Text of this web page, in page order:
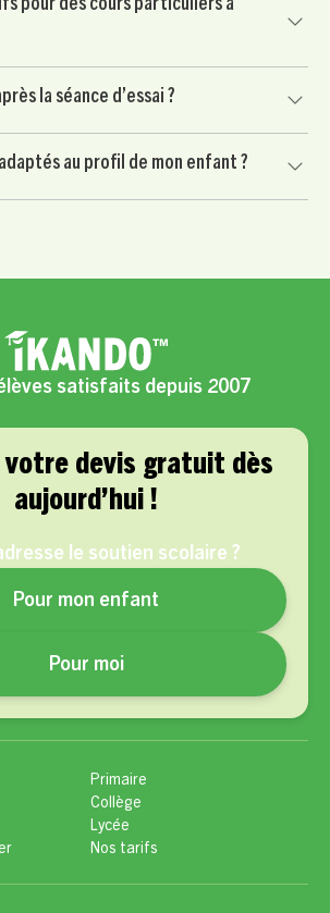
du Bac et des contrôles importants,
sur les méthodes et les matières clés.
pour des cours particuliers à
immédiat de 50 %, selon les
la séance d’essai ?
continuez uniquement si le professeur
et si l’accompagnement vous
au profil de mon enfant ?
satisfaits depuis 2007
votre devis gratuit dès
aujourd’hui !
le soutien scolaire ?
Pour mon enfant
Pour moi
Primaire
Collège
Lycée
Nos tarifs